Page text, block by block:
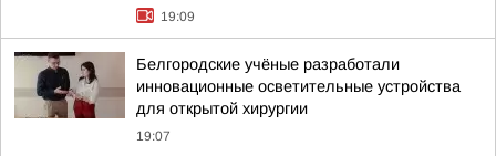
19:09
Белгородские учёные разработали
инновационные осветительные устройства
для открытой хирургии
19:07